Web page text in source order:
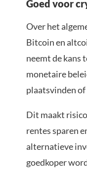
Goed voor
Over het
Bitcoin en
neemt de kans
monetaire
plaatsvinden
Dit maakt
rentes sparen
alternatieve
goedkoper